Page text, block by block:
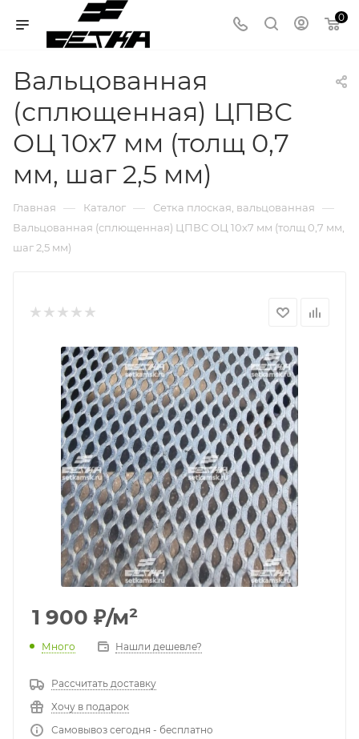
0
Вальцованная
(сплющенная) ЦПВС
ОЦ 10х7 мм (толщ 0,7
мм, шаг 2,5 мм)
Главная — Каталог — Сетка плоская, вальцованная —
Вальцованная (сплющенная) ЦПВС ОЦ 10х7 мм (толщ 0,7 мм,
шаг 2,5 мм)
1 900 ₽/м²
Много Нашли дешевле?
Рассчитать доставку
Хочу в подарок
Самовывоз сегодня - бесплатно